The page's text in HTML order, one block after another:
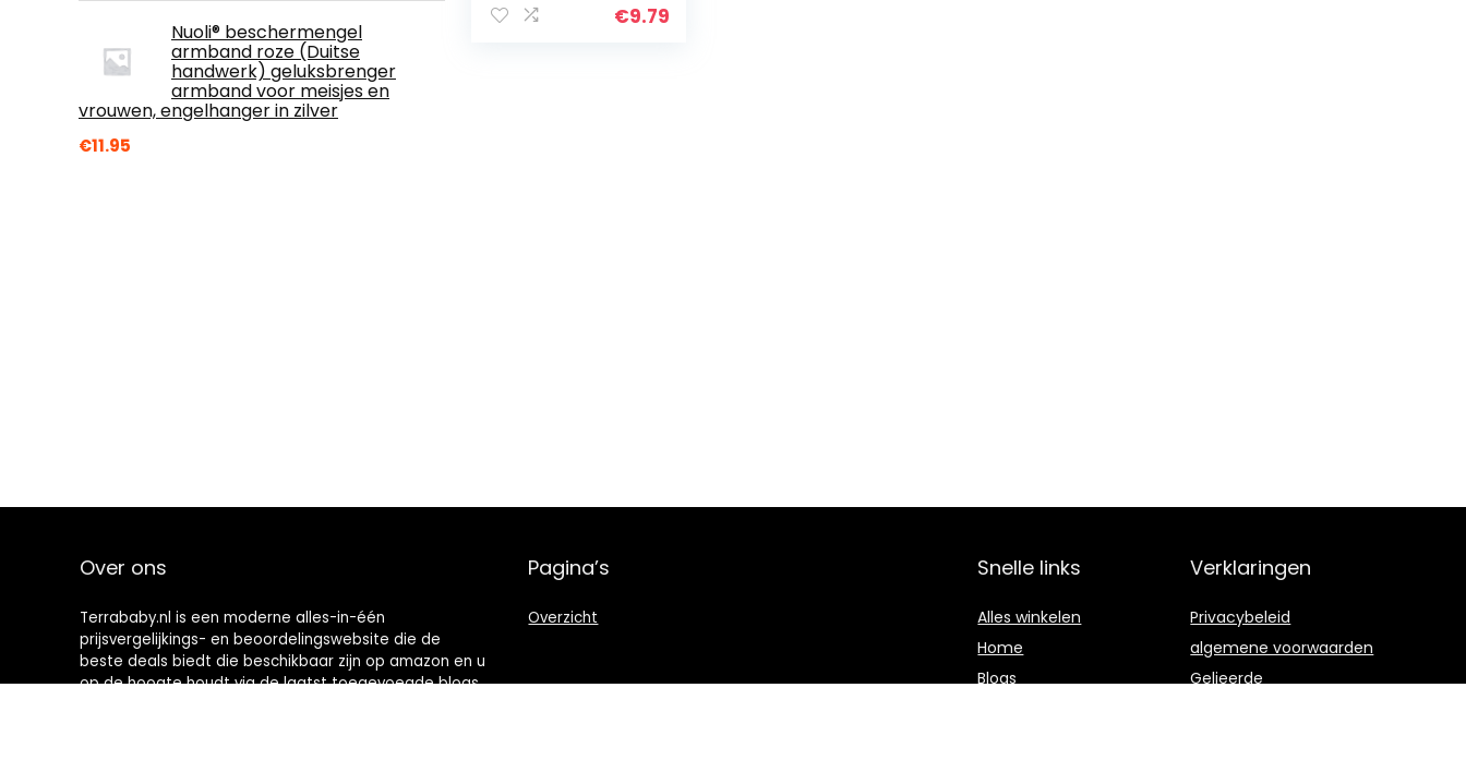
Nuoli® beschermengel
armband roze (Duitse
handwerk) geluksbrenger
armband voor meisjes en
vrouwen, engelhanger in zilver
€11.95
melktanden doos
€9.79
Over ons
Terrababy.nl is een moderne alles-in-één
prijsvergelijkings- en beoordelingswebsite die de
beste deals biedt die beschikbaar zijn op amazon en u
op de hoogte houdt via de laatst toegevoegde blogs.
Pagina’s
Overzicht
Snelle links
Alles winkelen
Home
Blogs
Verklaringen
Privacybeleid
algemene voorwaarden
Gelieerde